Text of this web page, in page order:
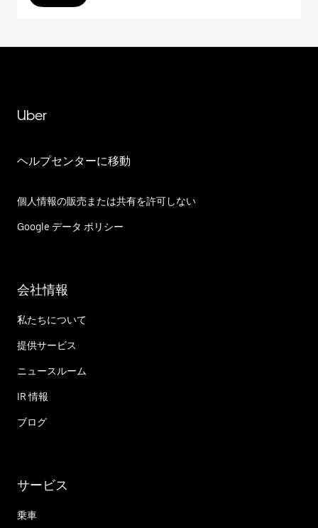
Uber
ヘルプセンターに移動
個人情報の販売または共有を許可しない
Google データ ポリシー
会社情報
私たちについて
提供サービス
ニュースルーム
IR 情報
ブログ
サービス
乗車